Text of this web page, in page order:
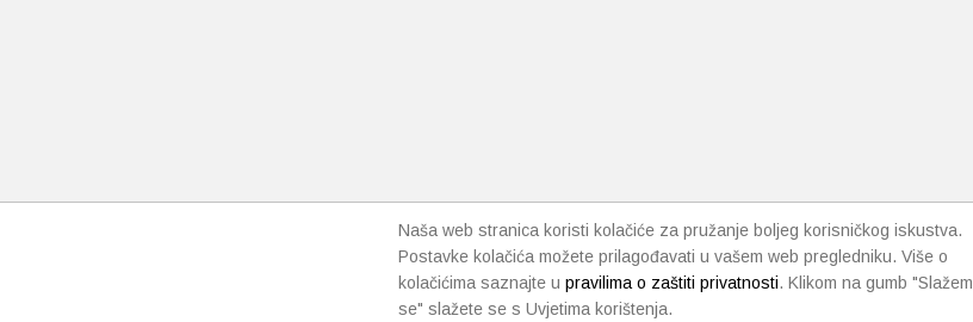
Naša web stranica koristi kolačiće za pružanje boljeg korisničkog iskustva.
Postavke kolačića možete prilagođavati u vašem web pregledniku. Više o
kolačićima saznajte u pravilima o zaštiti privatnosti. Klikom na gumb "Slažem
se" slažete se s Uvjetima korištenja.